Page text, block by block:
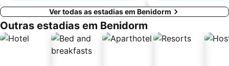
Ver todas as estadias em Benidorm
Outras estadias em Benidorm